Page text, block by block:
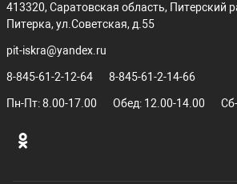
413320, Саратовская область, Питерский
Питерка, ул.Советская, д.55
pit-iskra@yandex.ru
8-845-61-2-12-64 8-845-61-2-14-66
Пн-Пт: 8.00-17.00 Обед: 12.00-14.00